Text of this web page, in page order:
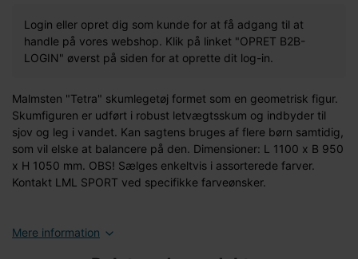
Login eller opret dig som kunde for at få adgang til at
handle på vores webshop. Klik på linket "OPRET B2B-
LOGIN" øverst på siden for at oprette dit log-in.
Malmsten "Tetra" skumlegetøj formet som en geometrisk figur.
Skumfiguren er udført i robust letvægtsskum og indbyder til
sjov og leg i vandet. Kan sagtens bruges af flere børn samtidig,
som vil elske at balancere på den. Dimensioner: L 1100 x B 950
x H 1050 mm. OBS! Sælges enkeltvis i assorterede farver.
Kontakt LML SPORT ved specifikke farveønsker.
Mere information